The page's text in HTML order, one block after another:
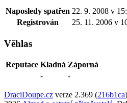
Naposledy spatřen 22. 9. 2008 v
Registrován
25. 11. 2006 v
Věhlas
Reputace Kladná Záporná
-
-
DraciDoupe.cz verze 2.369 (216b1ca